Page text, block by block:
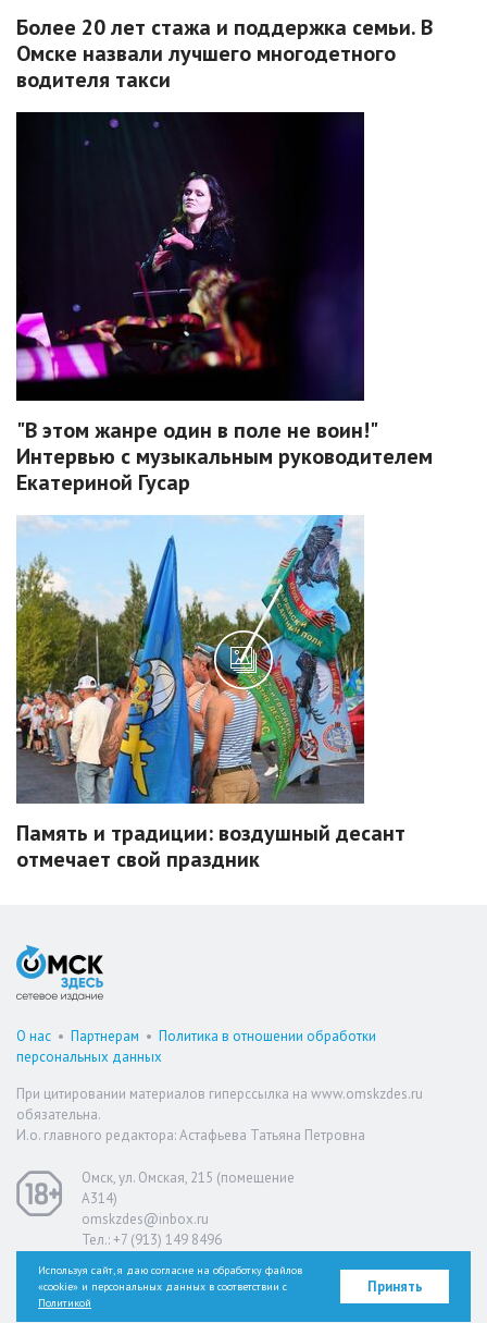
Более 20 лет стажа и поддержка семьи. В
Омске назвали лучшего многодетного
водителя такси
"В этом жанре один в поле не воин!"
Интервью с музыкальным руководителем
Екатериной Гусар
Память и традиции: воздушный десант
отмечает свой праздник
О нас • Партнерам • Политика в отношении обработки
персональных данных
При цитировании материалов гиперссылка на www.omskzdes.ru
обязательна.
И.о. главного редактора: Астафьева Татьяна Петровна
Омск, ул. Омская, 215 (помещение
А314)
omskzdes@inbox.ru
Тел.: +7 (913) 149 8496
Версия для слабовидящих
Используя сайт, я даю согласие на обработку файлов
«cookie» и персональных данных в соответствии с
Политикой
Принять